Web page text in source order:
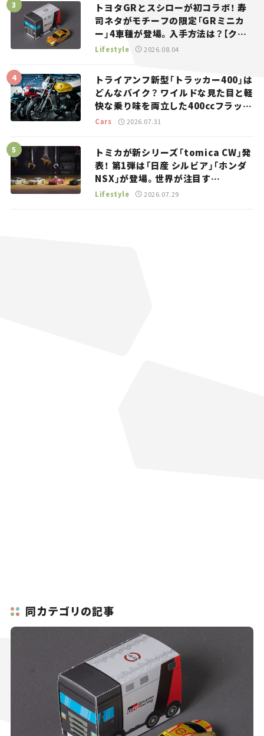
トヨタGRとスシローが初コラボ！ 寿
司ネタがモチーフの限定「GRミニカ
ー」4車種が登場。入手方法は？【クル
マとホビー】
Lifestyle 2026.08.04
トライアンフ新型「トラッカー400」は
どんなバイク？ ワイルドな見た目と軽
快な乗り味を両立した400ccフラット
トラッカー【試乗レビュー】
Cars 2026.07.31
トミカが新シリーズ「tomica CW」発
表！ 第1弾は「日産 シルビア」「ホンダ
NSX」が登場。世界が注目す
る“JDM”に焦点【クルマとホビー】
Lifestyle 2026.07.29
同カテゴリの記事